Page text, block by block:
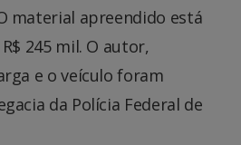
material apreendido está
245 mil. O autor,
e o veículo foram
da Polícia Federal de